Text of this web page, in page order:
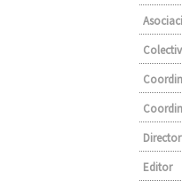
Director
Editor